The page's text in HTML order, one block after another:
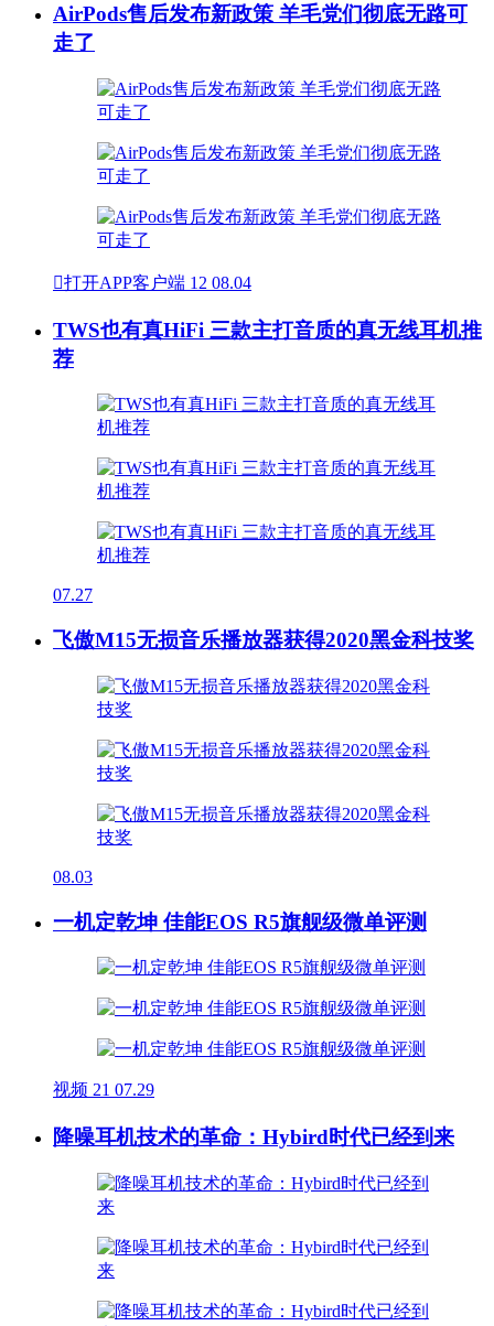
AirPods售后发布新政策 羊毛党们彻底无路可
走了
打开APP客户端 12 08.04
TWS也有真HiFi 三款主打音质的真无线耳机推
荐
07.27
飞傲M15无损音乐播放器获得2020黑金科技奖
08.03
一机定乾坤 佳能EOS R5旗舰级微单评测
视频 21 07.29
降噪耳机技术的革命：Hybird时代已经到来